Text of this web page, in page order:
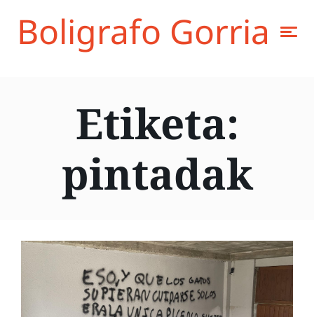
Boligrafo Gorria
Etiketa:
pintadak